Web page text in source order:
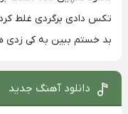
تکس دادی برگردی غلط
بد خستم ببین به کی زدی
دانلود آهنگ جدید